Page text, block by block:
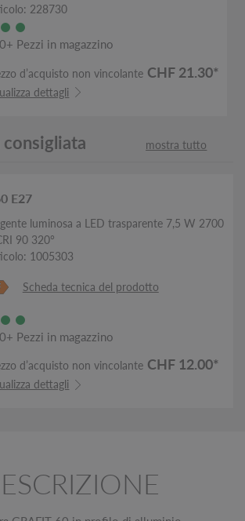
228730
Pezzi in magazzino
d’acquisto non vincolante CHF 21.30*
dettagli
consigliata mostra tutto
E27
luminosa a LED trasparente 7,5 W 2700
90 320°
1005303
Scheda tecnica del prodotto
Pezzi in magazzino
d’acquisto non vincolante CHF 12.00*
dettagli